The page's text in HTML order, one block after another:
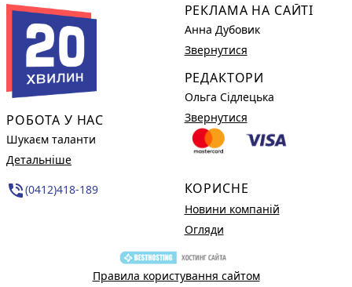
РОБОТА У НАС
Шукаєм таланти
Детальніше
phone_in_talk(0412)418-189
РЕКЛАМА НА САЙТІ
Анна Дубовик
Звернутися
РЕДАКТОРИ
Ольга Сідлецька
Звернутися
КОРИСНЕ
Новини компаній
Огляди
Правила користування сайтом